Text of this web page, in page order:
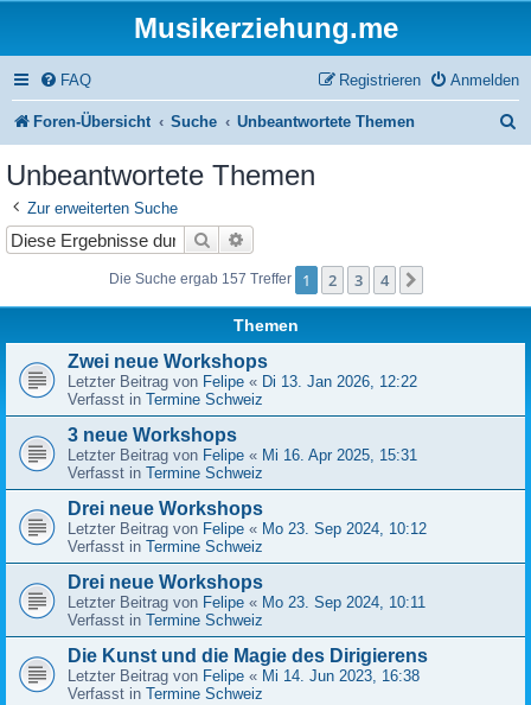
Musikerziehung.me
FAQ Anmelden
Registrieren
Foren-Übersicht Suche Unbeantwortete Themen
Unbeantwortete Themen
Zur erweiterten Suche
Suche
Die Suche ergab 157 Treffer 1 2 3 4
Themen
Zwei neue Workshops
Letzter Beitrag von Felipe « Di 13. Jan 2026, 12:22
Verfasst in Termine Schweiz
3 neue Workshops
Letzter Beitrag von Felipe « Mi 16. Apr 2025, 15:31
Verfasst in Termine Schweiz
Drei neue Workshops
Letzter Beitrag von Felipe « Mo 23. Sep 2024, 10:12
Verfasst in Termine Schweiz
Drei neue Workshops
Letzter Beitrag von Felipe « Mo 23. Sep 2024, 10:11
Verfasst in Termine Schweiz
Die Kunst und die Magie des Dirigierens
Letzter Beitrag von Felipe « Mi 14. Jun 2023, 16:38
Verfasst in Termine Schweiz